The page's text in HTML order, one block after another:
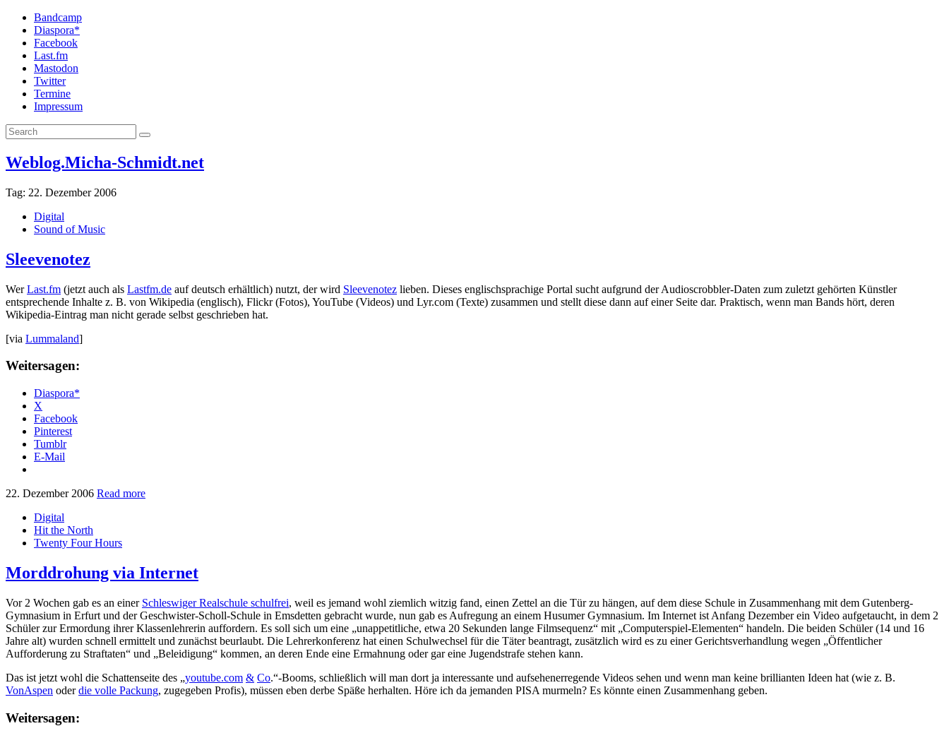
Bandcamp
Diaspora*
Facebook
Last.fm
Mastodon
Twitter
Termine
Impressum
Weblog.Micha-Schmidt.net
Tag: 22. Dezember 2006
Digital
Sound of Music
Sleevenotez
WerLast.fm (jetzt auch als Lastfm.de auf deutsch erhältlich) nutzt, der wird Sleevenotez lieben. Dieses englischsprachige Portal sucht aufgrund der Audioscrobbler-Daten zum zuletzt gehörten Künstler
entsprechende Inhalte z. B. von Wikipedia (englisch), Flickr (Fotos), YouTube (Videos) und Lyr.com (Texte) zusammen und stellt diese dann auf einer Seite dar. Praktisch, wenn man Bands hört, deren
Wikipedia-Eintrag man nicht gerade selbst geschrieben hat.
[via Lummaland]
Weitersagen:
Diaspora*
X
Facebook
Pinterest
Tumblr
E-Mail
22. Dezember 2006 Read more
Digital
Hit the North
Twenty Four Hours
Morddrohung via Internet
Vor 2 Wochen gab es an einer Schleswiger Realschule schulfrei, weil es jemand wohl ziemlich witzig fand, einen Zettel an die Tür zu hängen, auf dem diese Schule in Zusammenhang mit dem Gutenberg-
Gymnasium in Erfurt und der Geschwister-Scholl-Schule in Emsdetten gebracht wurde, nun gab es Aufregung an einem Husumer Gymnasium. Im Internet ist Anfang Dezember ein Video aufgetaucht, in dem 2
Schüler zur Ermordung ihrer Klassenlehrerin auffordern. Es soll sich um eine „unappetitliche, etwa 20 Sekunden lange Filmsequenz“ mit „Computerspiel-Elementen“ handeln. Die beiden Schüler (14 und 16
Jahre alt) wurden schnell ermittelt und zunächst beurlaubt. Die Lehrerkonferenz hat einen Schulwechsel für die Täter beantragt, zusätzlich wird es zu einer Gerichtsverhandlung wegen „Öffentlicher
Aufforderung zu Straftaten“ und „Beleidigung“ kommen, an deren Ende eine Ermahnung oder gar eine Jugendstrafe stehen kann.
Das ist jetzt wohl die Schattenseite des „youtube.com & Co.“-Booms, schließlich will man dort ja interessante und aufsehenerregende Videos sehen und wenn man keine brillianten Ideen hat (wie z. B.
VonAspen oderdie volle Packung, zugegeben Profis), müssen eben derbe Späße herhalten. Höre ich da jemanden PISA murmeln? Es könnte einen Zusammenhang geben.
Weitersagen: